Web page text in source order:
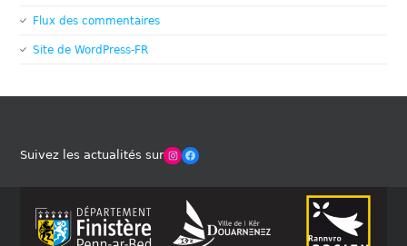
Flux des commentaires
Site de WordPress-FR
Suivez les actualités surWinches Club OfficielFacebook